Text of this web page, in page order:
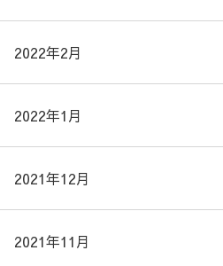
2022年2月
2022年1月
2021年12月
2021年11月